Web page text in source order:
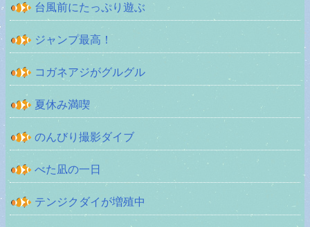
台風前にたっぷり遊ぶ
ジャンプ最高！
コガネアジがグルグル
夏休み満喫
のんびり撮影ダイブ
べた凪の一日
テンジクダイが増殖中